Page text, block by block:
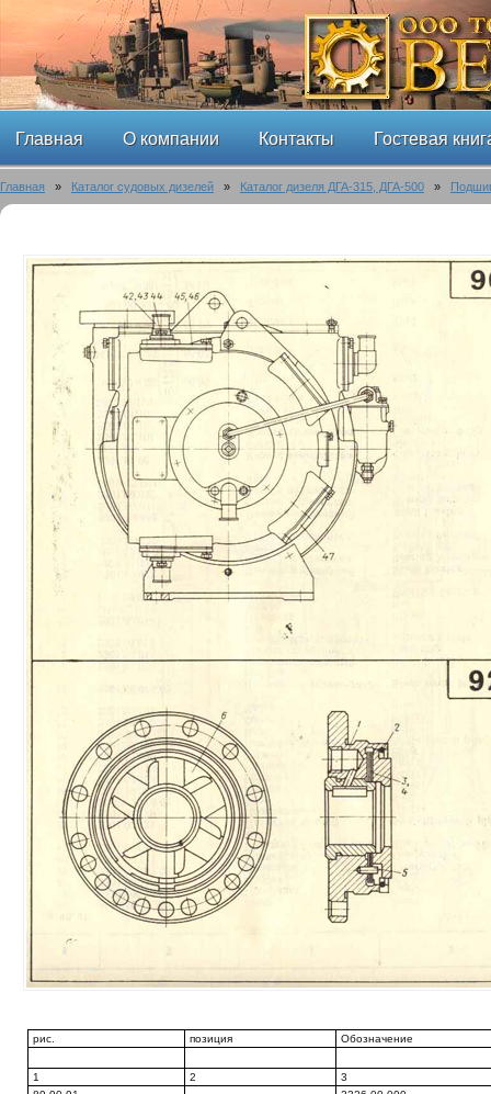
Главная О компании Контакты Гостевая
Главная » Каталог судовых дизелей » Каталог дизеля ДГА-315, ДГА-500 »
рис. позиция Обозначение
1 2
3